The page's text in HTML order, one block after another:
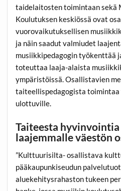
taidelaitosten toimintaan sekä
Koulutuksen keskiössä ovat
vuorovaikutuksellisen
ja näin saadut valmiudet
musiikkipedagogin työkenttää
toteuttaa laaja-alaista
ympäristöissä. Osallistavien
taiteellispedagogista toimintaa
ulottuville.
Taiteesta
laajemmalle väestön
”Kulttuurisilta- osallistava
pääkaupunkiseudun
aluekehitysrahaston tukeen